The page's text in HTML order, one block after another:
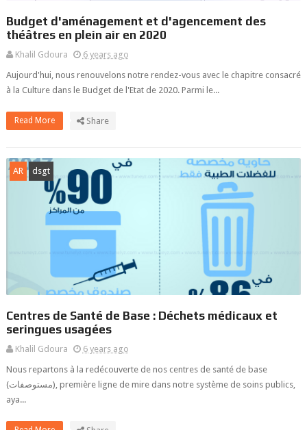
Budget d'aménagement et d'agencement des
théâtres en plein air en 2020
Khalil Gdoura
6 years ago
Aujourd'hui, nous renouvelons notre rendez-vous avec le chapitre consacré
à la Culture dans le Budget de l'Etat de 2020. Parmi le...
Read More Share
AR dsgt
Centres de Santé de Base : Déchets médicaux et
seringues usagées
Khalil Gdoura
6 years ago
Nous repartons à la redécouverte de nos centres de santé de base
(مستوصفات), première ligne de mire dans notre système de soins publics,
aya...